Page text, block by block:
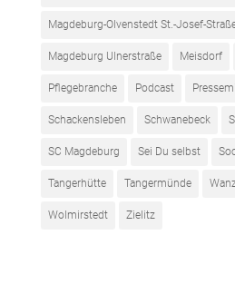
Magdeburg-Olvenstedt St.-Josef-
Magdeburg Ulnerstraße Meisdorf
Pflegebranche Podcast
Schackensleben Schwanebeck
SC Magdeburg Sei Du selbst
Tangerhütte Tangermünde
Wolmirstedt Zielitz